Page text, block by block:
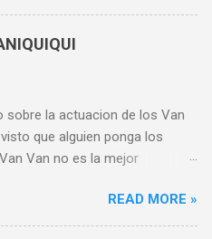
juegos de cuatro
raudas buscando la parada
parada en la esquina de
10 de Octubre donde estaban
y el cine Apolo. El cine Apolo
Florida, Santos Suarez,
Santa Catalina, y otros que
sobre la actuacion de los Van
que alguien ponga los
Van no es la mejor
aun esta vivo. Nadie en
Van, la musica cubana fue
READ MORE »